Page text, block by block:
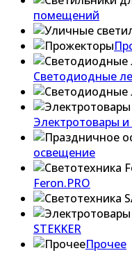
помещений
Светодиодные
Электротовары
освещение
Feron.PRO
STEKKER
Прочее